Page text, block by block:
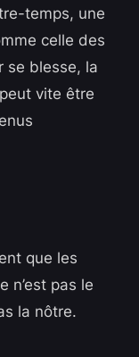
temps, une
celle des
se blesse, la
vite être
que les
n’est pas le
la nôtre.